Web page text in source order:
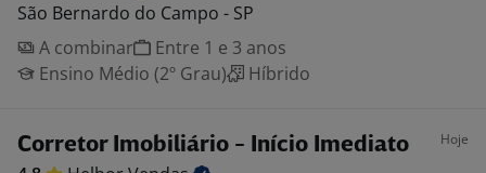
São Bernardo do Campo - SP
A combinar
Entre 1 e 3 anos
Ensino Médio (2º Grau)
Híbrido
Corretor Imobiliário - Início Imediato Hoje